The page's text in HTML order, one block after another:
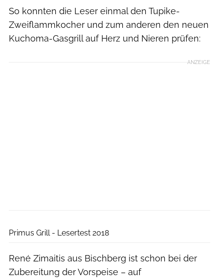
So konnten die Leser einmal den Tupike-
Zweiflammkocher und zum anderen den neuen
Kuchoma-Gasgrill auf Herz und Nieren prüfen:
ANZEIGE
Primus Grill - Lesertest 2018
René Zimaitis aus Bischberg ist schon bei der
Zubereitung der Vorspeise – auf